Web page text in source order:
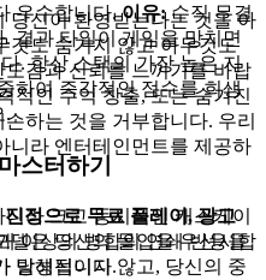
우수합니다.이유: 수직 무결
결과 타일이 게임을 망치면
. 항상 스택의 가장 높은 지
하여 즉각적인 점수를 희생
.
스터하기
라 크고 동시적인 캐스케이
이상의 병합의 연쇄 반응을
달성됩니다.
당신이 환영받는다는 것을 아
것도 숨기지 않고 아무것도
감과 신뢰를 느끼기를 바랍
적인 수익 창출, 또는 숨겨진
하는 것을 거부합니다. 우리
니라 엔터테인먼트를 제공하
진정으로 무료 플레이, 광고
델은 당신의 몰입을 우선시합
방해적이지 않고, 당신의 중